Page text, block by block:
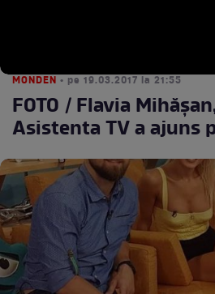
MONDEN • pe 19.03.2017 la 21:55
FOTO / Flavia
Asistenta TV a ajuns